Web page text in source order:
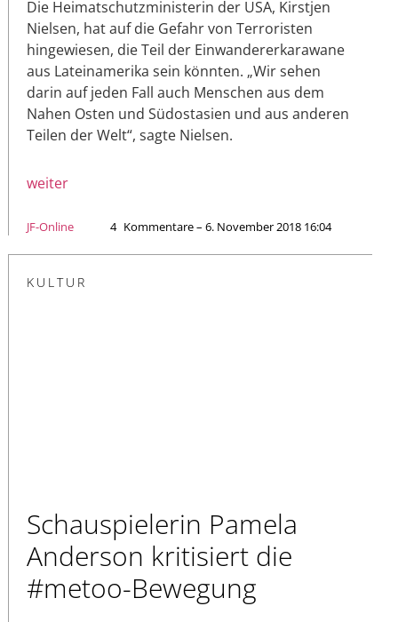
Die Heimatschutzministerin der USA, Kirstjen
Nielsen, hat auf die Gefahr von Terroristen
hingewiesen, die Teil der Einwandererkarawane
aus Lateinamerika sein könnten. „Wir sehen
darin auf jeden Fall auch Menschen aus dem
Nahen Osten und Südostasien und aus anderen
Teilen der Welt“, sagte Nielsen.
weiter
JF-Online 4 Kommentare – 6. November 2018 16:04
KULTUR
Schauspielerin Pamela
Anderson kritisiert die
#metoo-Bewegung